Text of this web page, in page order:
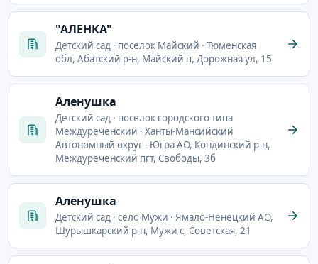
"АЛЕНКА"
Детский сад · поселок Майский · Тюменская
обл, Абатский р-н, Майский п, Дорожная ул, 15
Аленушка
Детский сад · поселок городского типа
Междуреченский · Ханты-Мансийский
Автономный округ - Югра АО, Кондинский р-н,
Междуреченский пгт, Свободы, 3б
Аленушка
Детский сад · село Мужи · Ямало-Ненецкий АО,
Шурышкарский р-н, Мужи с, Советская, 21